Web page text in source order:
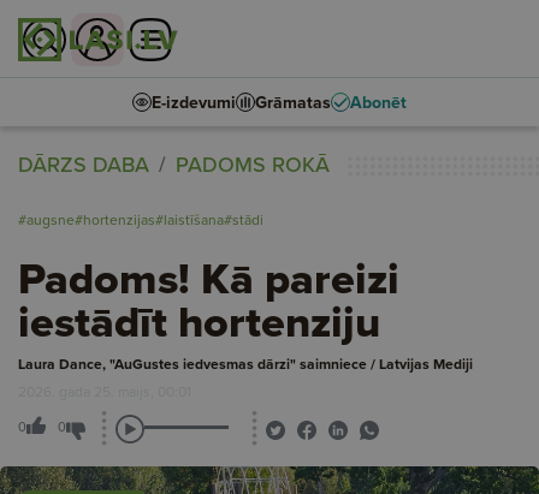
E-izdevumi Grāmatas Abonēt
DĀRZS DABA PADOMS ROKĀ
#augsne#hortenzijas#laistīšana#stādi
Padoms! Kā pareizi
iestādīt hortenziju
Laura Dance, "AuGustes iedvesmas dārzi" saimniece / Latvijas Mediji
2026. gada 25. maijs, 00:01
0 0